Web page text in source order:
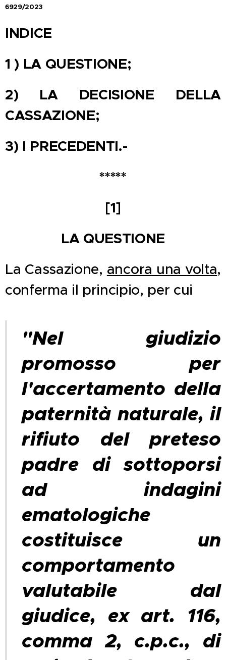
6929/2023
INDICE
1 ) LA QUESTIONE;
2) LA DECISIONE DELLA
CASSAZIONE;
3) I PRECEDENTI.-
*****
[1]
LA QUESTIONE
La Cassazione, ancora una volta,
conferma il principio, per cui
"Nel giudizio
promosso per
l'accertamento della
paternità naturale, il
rifiuto del preteso
padre di sottoporsi
ad indagini
ematologiche
costituisce un
comportamento
valutabile dal
giudice, ex art. 116,
comma 2, c.p.c., di